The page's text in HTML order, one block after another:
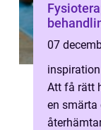
07
inspiration
Att få rätt
en smärta